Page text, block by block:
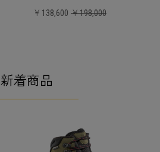
￥138,600 ￥198,000
新着商品